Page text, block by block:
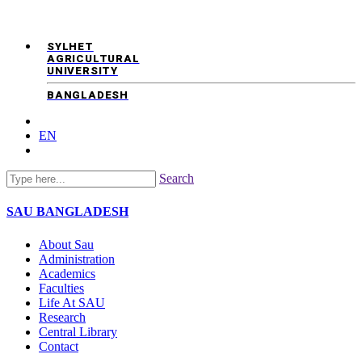
SYLHET
AGRICULTURAL
UNIVERSITY
BANGLADESH
EN
Search
SAU BANGLADESH
About Sau
Administration
Academics
Faculties
Life At SAU
Research
Central Library
Contact